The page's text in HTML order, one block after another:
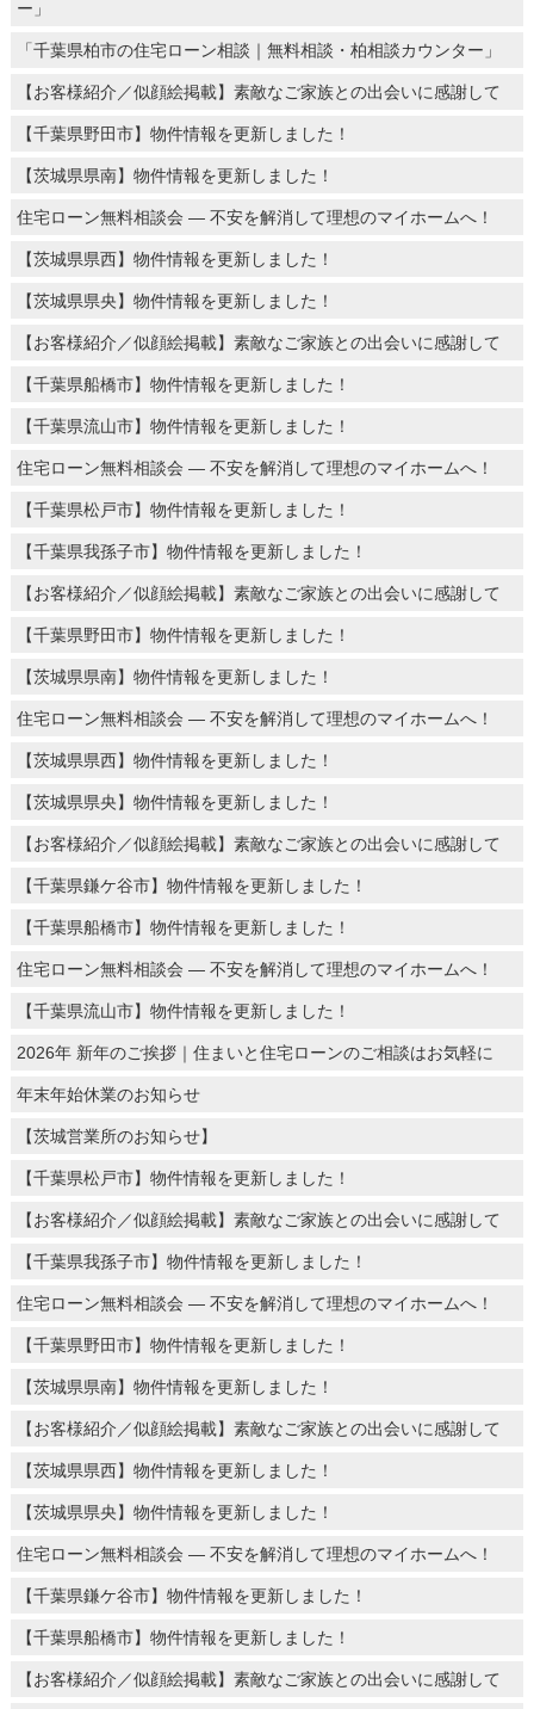
ー」
「千葉県柏市の住宅ローン相談｜無料相談・柏相談カウンター」
【お客様紹介／似顔絵掲載】素敵なご家族との出会いに感謝して
【千葉県野田市】物件情報を更新しました！
【茨城県県南】物件情報を更新しました！
住宅ローン無料相談会 ― 不安を解消して理想のマイホームへ！
【茨城県県西】物件情報を更新しました！
【茨城県県央】物件情報を更新しました！
【お客様紹介／似顔絵掲載】素敵なご家族との出会いに感謝して
【千葉県船橋市】物件情報を更新しました！
【千葉県流山市】物件情報を更新しました！
住宅ローン無料相談会 ― 不安を解消して理想のマイホームへ！
【千葉県松戸市】物件情報を更新しました！
【千葉県我孫子市】物件情報を更新しました！
【お客様紹介／似顔絵掲載】素敵なご家族との出会いに感謝して
【千葉県野田市】物件情報を更新しました！
【茨城県県南】物件情報を更新しました！
住宅ローン無料相談会 ― 不安を解消して理想のマイホームへ！
【茨城県県西】物件情報を更新しました！
【茨城県県央】物件情報を更新しました！
【お客様紹介／似顔絵掲載】素敵なご家族との出会いに感謝して
【千葉県鎌ケ谷市】物件情報を更新しました！
【千葉県船橋市】物件情報を更新しました！
住宅ローン無料相談会 ― 不安を解消して理想のマイホームへ！
【千葉県流山市】物件情報を更新しました！
2026年 新年のご挨拶｜住まいと住宅ローンのご相談はお気軽に
年末年始休業のお知らせ
【茨城営業所のお知らせ】
【千葉県松戸市】物件情報を更新しました！
【お客様紹介／似顔絵掲載】素敵なご家族との出会いに感謝して
【千葉県我孫子市】物件情報を更新しました！
住宅ローン無料相談会 ― 不安を解消して理想のマイホームへ！
【千葉県野田市】物件情報を更新しました！
【茨城県県南】物件情報を更新しました！
【お客様紹介／似顔絵掲載】素敵なご家族との出会いに感謝して
【茨城県県西】物件情報を更新しました！
【茨城県県央】物件情報を更新しました！
住宅ローン無料相談会 ― 不安を解消して理想のマイホームへ！
【千葉県鎌ケ谷市】物件情報を更新しました！
【千葉県船橋市】物件情報を更新しました！
【お客様紹介／似顔絵掲載】素敵なご家族との出会いに感謝して